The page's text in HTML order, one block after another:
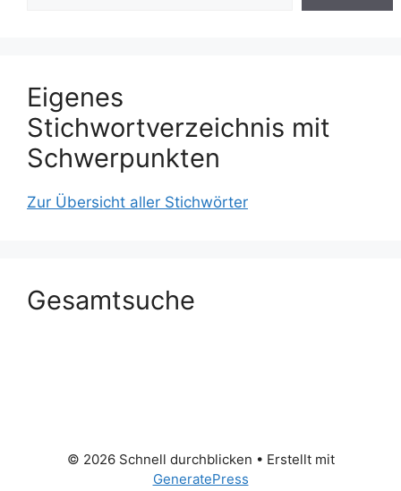
Eigenes
Stichwortverzeichnis mit
Schwerpunkten
Zur Übersicht aller Stichwörter
Gesamtsuche
© 2026 Schnell durchblicken • Erstellt mit
GeneratePress